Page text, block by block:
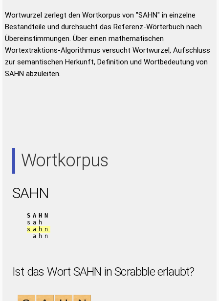
Wortwurzel zerlegt den Wortkorpus von "SAHN" in einzelne
Bestandteile und durchsucht das Referenz-Wörterbuch nach
Übereinstimmungen. Über einen mathematischen
Wortextraktions-Algorithmus versucht Wortwurzel, Aufschluss
zur semantischen Herkunft, Definition und Wortbedeutung von
SAHN abzuleiten.
Wortkorpus
SAHN
SAHN
sah
sahn
ahn
Ist das Wort SAHN in Scrabble erlaubt?